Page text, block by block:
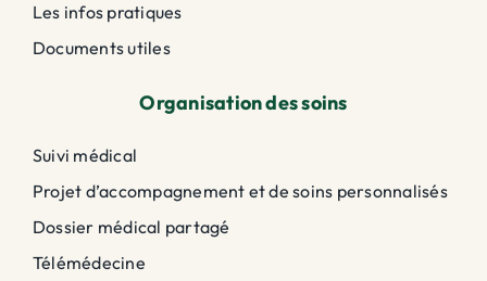
Les infos pratiques
Documents utiles
Organisation des soins
Suivi médical
Projet d’accompagnement et de soins personnalisés
Dossier médical partagé
Télémédecine